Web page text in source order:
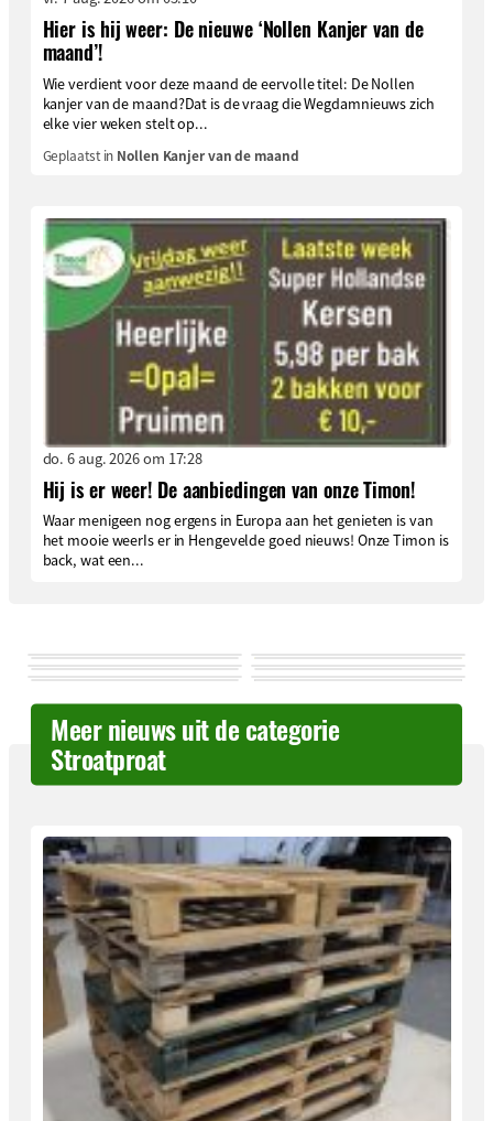
Hier is hij weer: De nieuwe ‘Nollen Kanjer van de
maand’!
Wie verdient voor deze maand de eervolle titel: De Nollen
kanjer van de maand?Dat is de vraag die Wegdamnieuws zich
elke vier weken stelt op...
Geplaatst in Nollen Kanjer van de maand
do. 6 aug. 2026 om 17:28
Hij is er weer! De aanbiedingen van onze Timon!
Waar menigeen nog ergens in Europa aan het genieten is van
het mooie weerIs er in Hengevelde goed nieuws! Onze Timon is
back, wat een...
Meer nieuws uit de categorie
Stroatproat